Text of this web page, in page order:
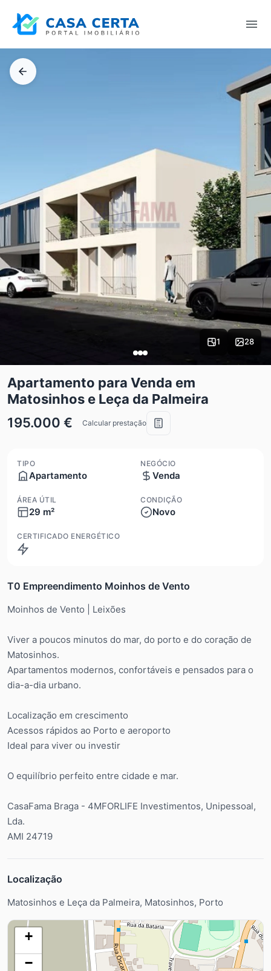
1 28
Apartamento para Venda em
Matosinhos e Leça da Palmeira
195.000 €
Calcular prestação
TIPO
Apartamento
NEGÓCIO
Venda
ÁREA ÚTIL
29 m²
CONDIÇÃO
Novo
CERTIFICADO ENERGÉTICO
T0 Empreendimento Moinhos de Vento
Moinhos de Vento | Leixões
Viver a poucos minutos do mar, do porto e do coração de
Matosinhos.
Apartamentos modernos, confortáveis e pensados para o
dia-a-dia urbano.
Localização em crescimento
Acessos rápidos ao Porto e aeroporto
Ideal para viver ou investir
O equilíbrio perfeito entre cidade e mar.
CasaFama Braga - 4MFORLIFE Investimentos, Unipessoal,
Lda.
AMI 24719
Localização
Matosinhos e Leça da Palmeira, Matosinhos, Porto
+
−